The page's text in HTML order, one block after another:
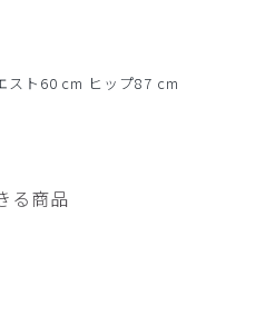
スト60 cm ヒップ87 cm
る商品